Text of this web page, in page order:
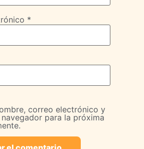
*
correo electrónico y
para la próxima